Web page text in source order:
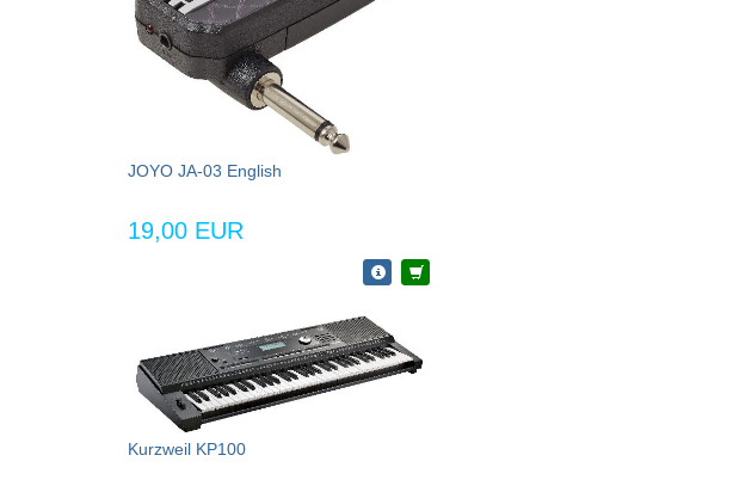
JOYO JA-03 English
19,00 EUR
Kurzweil KP100